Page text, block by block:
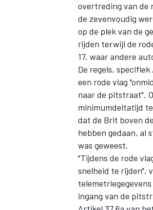
WEC
overtreding van de
de zevenvoudig
op de plek van de
rijden terwijl de
17, waar andere
De regels,
een rode vlag
naar de pitstraat".
minimumdeltatijd
dat de Brit boven
hebben gedaan, al
was geweest.
"Tijdens de rode
snelheid te rijden",
ingang van de